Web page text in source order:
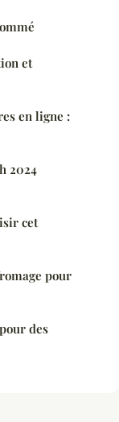
et
en ligne :
2024
cet
pour
des